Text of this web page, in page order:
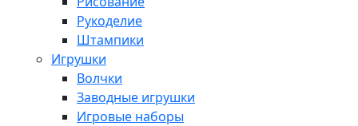
Рукоделие
Штампики
Игрушки
Волчки
Заводные игрушки
Игровые наборы